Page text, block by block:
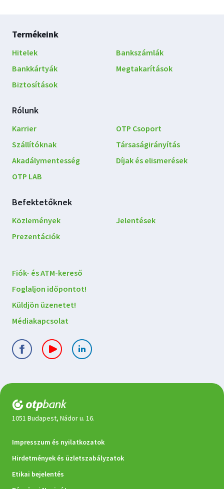
Lábléc
navigáció
Termékeink
Hitelek
Bankszámlák
Bankkártyák
Megtakarítások
Biztosítások
Rólunk
Karrier
Szállítóknak
Akadálymentesség
OTP LAB
OTP Csoport
Társaságirányítás
Díjak és elismerések
Befektetőknek
Közlemények
Jelentések
Prezentációk
Lépjen
kapcsolatba
velünk
Fiók- és ATM-kereső
Foglaljon időpontot!
Küldjön üzenetet!
Médiakapcsolat
1051 Budapest, Nádor u. 16.
Jogi
dokumentumok
Impresszum és nyilatkozatok
Hirdetmények és üzletszabályzatok
Etikai bejelentés